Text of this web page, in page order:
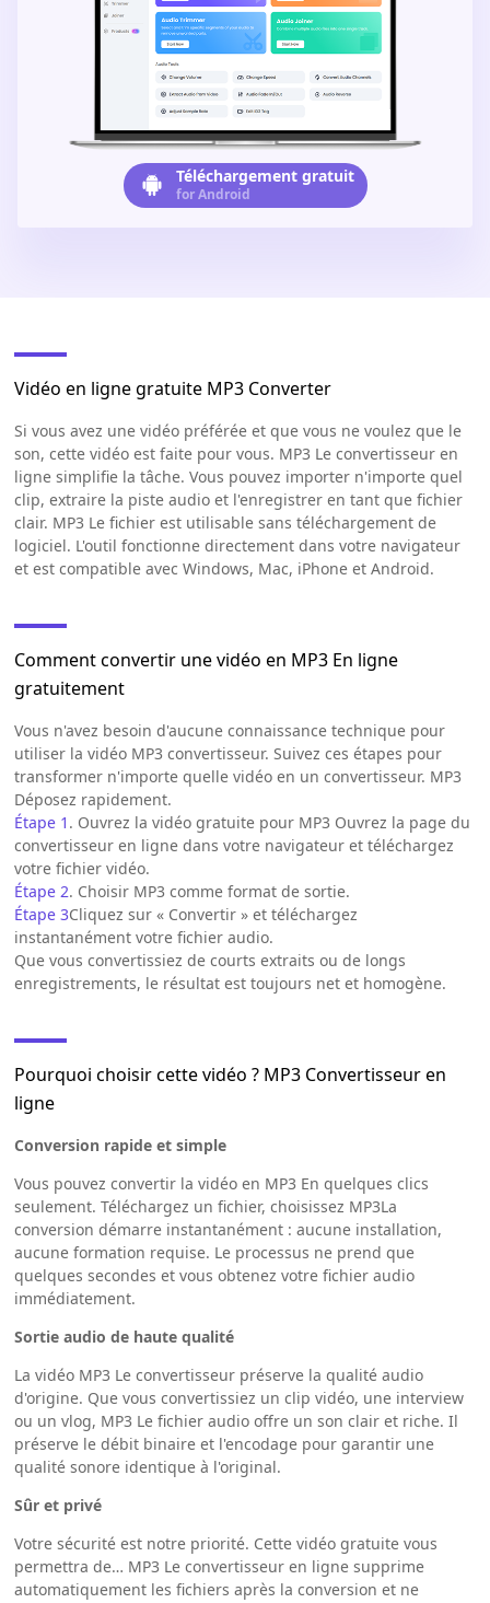
Téléchargement gratuit
for Android
Vidéo en ligne gratuite MP3 Converter
Si vous avez une vidéo préférée et que vous ne voulez que le
son, cette vidéo est faite pour vous. MP3 Le convertisseur en
ligne simplifie la tâche. Vous pouvez importer n'importe quel
clip, extraire la piste audio et l'enregistrer en tant que fichier
clair. MP3 Le fichier est utilisable sans téléchargement de
logiciel. L'outil fonctionne directement dans votre navigateur
et est compatible avec Windows, Mac, iPhone et Android.
Comment convertir une vidéo en MP3 En ligne
gratuitement
Vous n'avez besoin d'aucune connaissance technique pour
utiliser la vidéo MP3 convertisseur. Suivez ces étapes pour
transformer n'importe quelle vidéo en un convertisseur. MP3
Déposez rapidement.
Étape 1 . Ouvrez la vidéo gratuite pour MP3 Ouvrez la page du
convertisseur en ligne dans votre navigateur et téléchargez
votre fichier vidéo.
Étape 2. Choisir MP3 comme format de sortie.
Étape 3Cliquez sur « Convertir » et téléchargez
instantanément votre fichier audio.
Que vous convertissiez de courts extraits ou de longs
enregistrements, le résultat est toujours net et homogène.
Pourquoi choisir cette vidéo ? MP3 Convertisseur en
ligne
Conversion rapide et simple
Vous pouvez convertir la vidéo en MP3 En quelques clics
seulement. Téléchargez un fichier, choisissez MP3La
conversion démarre instantanément : aucune installation,
aucune formation requise. Le processus ne prend que
quelques secondes et vous obtenez votre fichier audio
immédiatement.
Sortie audio de haute qualité
La vidéo MP3 Le convertisseur préserve la qualité audio
d'origine. Que vous convertissiez un clip vidéo, une interview
ou un vlog, MP3 Le fichier audio offre un son clair et riche. Il
préserve le débit binaire et l'encodage pour garantir une
qualité sonore identique à l'original.
Sûr et privé
Votre sécurité est notre priorité. Cette vidéo gratuite vous
permettra de… MP3 Le convertisseur en ligne supprime
automatiquement les fichiers après la conversion et ne